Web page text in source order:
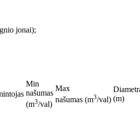
jonai);
Min
našumas
(m3/val)
Max
našumas (m3/val) (m)